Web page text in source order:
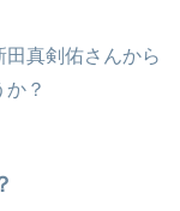
真剣佑さんから
？